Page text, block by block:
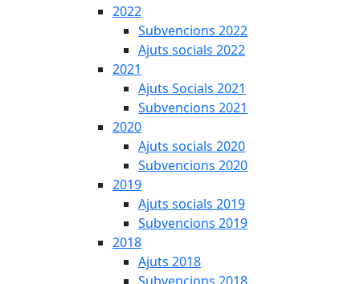
2022
Subvencions 2022
Ajuts socials 2022
2021
Ajuts Socials 2021
Subvencions 2021
2020
Ajuts socials 2020
Subvencions 2020
2019
Ajuts socials 2019
Subvencions 2019
2018
Ajuts 2018